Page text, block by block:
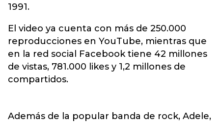
1991.
El video ya cuenta con más de 250.000
reproducciones en YouTube, mientras que
en la red social Facebook tiene 42 millones
de vistas, 781.000 likes y 1,2 millones de
compartidos.
Además de la popular banda de rock, Adele,